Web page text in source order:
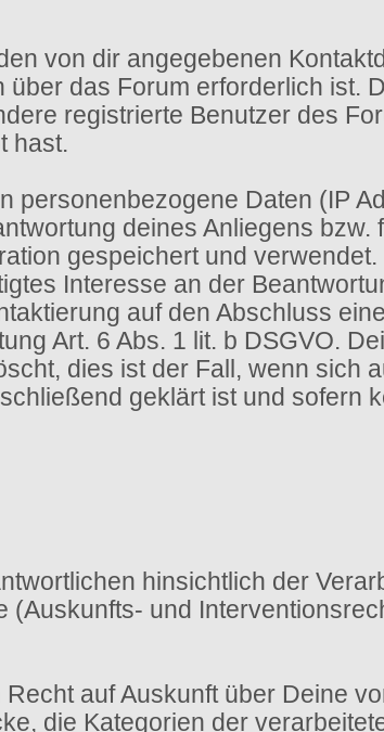
von dir angegebenen
das Forum erforderlich ist.
registrierte Benutzer des
hast.
personenbezogene Daten (IP
deines Anliegens bzw.
gespeichert und verwendet.
Interesse an der
auf den Abschluss
Art. 6 Abs. 1 lit. b DSGVO.
dies ist der Fall, wenn sich
geklärt ist und sofern
hinsichtlich der
(Auskunfts- und
auf Auskunft über Deine
die Kategorien der